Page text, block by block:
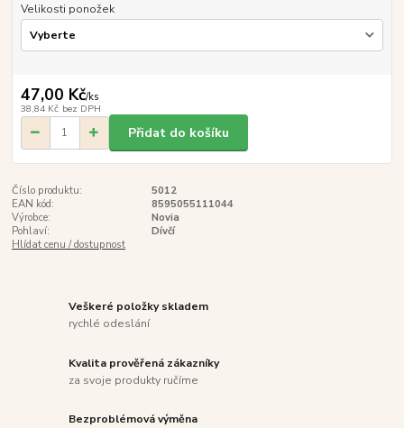
Velikosti ponožek
47,00 Kč/ks
38,84 Kč bez DPH
Přidat do košíku
Číslo produktu:
5012
EAN kód:
8595055111044
Výrobce:
Novia
Pohlaví:
Dívčí
Hlídat cenu / dostupnost
Veškeré položky skladem
rychlé odeslání
Kvalita prověřená zákazníky
za svoje produkty ručíme
Bezproblémová výměna